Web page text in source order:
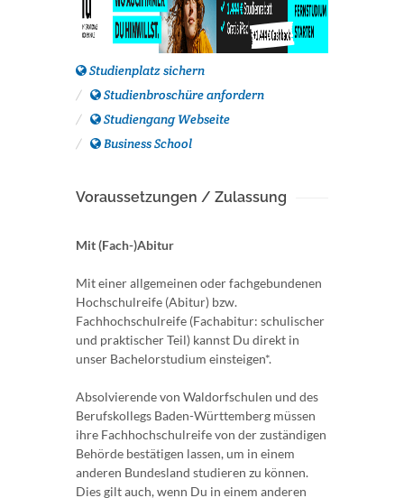
Studienplatz sichern
Studienbroschüre anfordern
Studiengang Webseite
Business School
Voraussetzungen / Zulassung
Mit (Fach-)Abitur
Mit einer allgemeinen oder fachgebundenen
Hochschulreife (Abitur) bzw.
Fachhochschulreife (Fachabitur: schulischer
und praktischer Teil) kannst Du direkt in
unser Bachelorstudium einsteigen*.
Absolvierende von Waldorfschulen und des
Berufskollegs Baden-Württemberg müssen
ihre Fachhochschulreife von der zuständigen
Behörde bestätigen lassen, um in einem
anderen Bundesland studieren zu können.
Dies gilt auch, wenn Du in einem anderen